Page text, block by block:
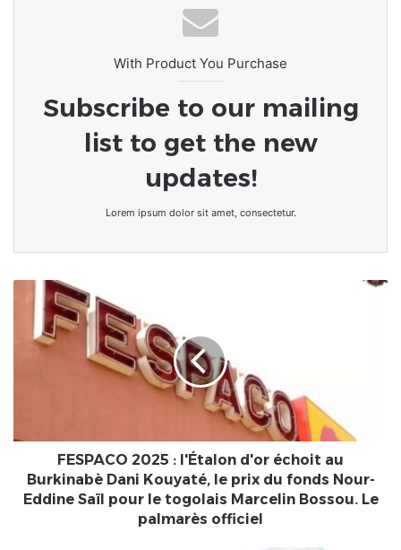
SPID : L’écosystème numérique
With Product You Purchase
Subscribe to our mailing
list to get the new
updates!
Lorem ipsum dolor sit amet, consectetur.
FESPACO
l'Étalon
Dani
prix
FESPACO 2025 : l'Étalon d'or échoit au
Burkinabè Dani Kouyaté, le prix du fonds Nour-
Eddine Saïl pour le togolais Marcelin Bossou. Le
palmarès officiel